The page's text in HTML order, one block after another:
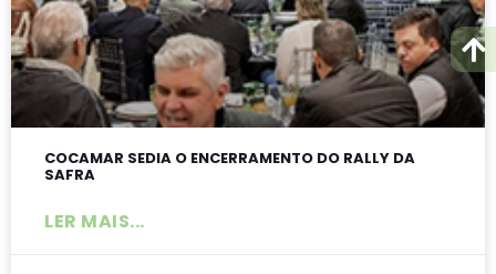
COCAMAR SEDIA O ENCERRAMENTO DO RALLY DA
SAFRA
LER MAIS...